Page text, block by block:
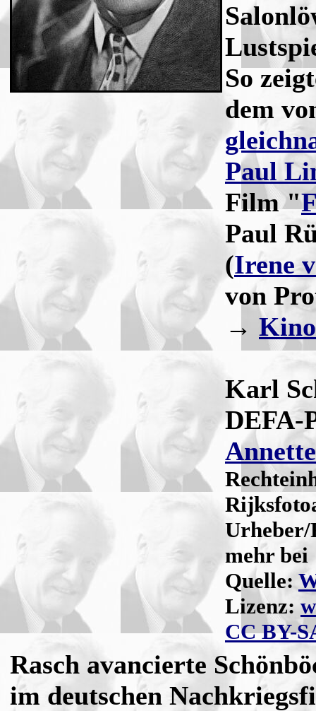
So
dem
Paul
Film "
Paul
(Irene
von
→
Karl
DEFA-
Annette
mehr
Quelle:
Lizenz:
CC BY-
Rasch avancierte
im deutschen